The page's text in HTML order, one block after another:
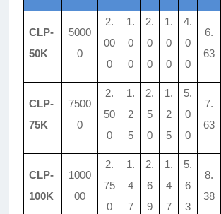
CLP-
50K
5000
0
2.
00
0
1.
0
0
2.
0
0
1.
0
0
4.
0
0
6.
63
CLP-
75K
7500
0
2.
50
0
1.
2
5
2.
5
0
1.
2
5
5.
0
0
7.
63
CLP-
100K
1000
00
2.
75
0
1.
4
7
2.
6
9
1.
4
7
5.
6
3
8.
38